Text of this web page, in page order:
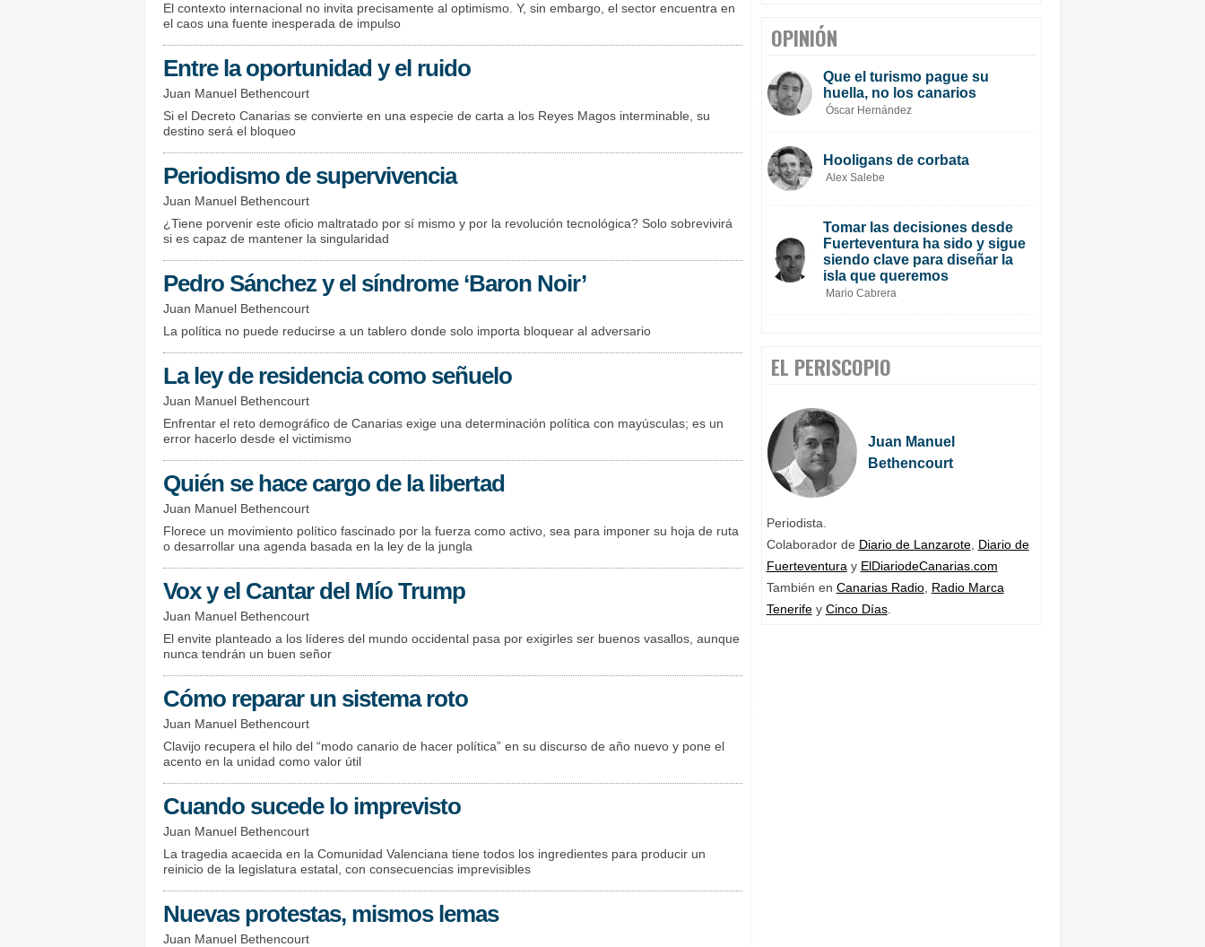
El contexto internacional no invita precisamente al optimismo. Y, sin embargo, el sector encuentra en
el caos una fuente inesperada de impulso
Entre la oportunidad y el ruido
Juan Manuel Bethencourt
Si el Decreto Canarias se convierte en una especie de carta a los Reyes Magos interminable, su
destino será el bloqueo
Periodismo de supervivencia
Juan Manuel Bethencourt
¿Tiene porvenir este oficio maltratado por sí mismo y por la revolución tecnológica? Solo sobrevivirá
si es capaz de mantener la singularidad
Pedro Sánchez y el síndrome ‘Baron Noir’
Juan Manuel Bethencourt
La política no puede reducirse a un tablero donde solo importa bloquear al adversario
La ley de residencia como señuelo
Juan Manuel Bethencourt
Enfrentar el reto demográfico de Canarias exige una determinación política con mayúsculas; es un
error hacerlo desde el victimismo
Quién se hace cargo de la libertad
Juan Manuel Bethencourt
Florece un movimiento político fascinado por la fuerza como activo, sea para imponer su hoja de ruta
o desarrollar una agenda basada en la ley de la jungla
Vox y el Cantar del Mío Trump
Juan Manuel Bethencourt
El envite planteado a los líderes del mundo occidental pasa por exigirles ser buenos vasallos, aunque
nunca tendrán un buen señor
Cómo reparar un sistema roto
Juan Manuel Bethencourt
Clavijo recupera el hilo del “modo canario de hacer política” en su discurso de año nuevo y pone el
acento en la unidad como valor útil
Cuando sucede lo imprevisto
Juan Manuel Bethencourt
La tragedia acaecida en la Comunidad Valenciana tiene todos los ingredientes para producir un
reinicio de la legislatura estatal, con consecuencias imprevisibles
Nuevas protestas, mismos lemas
Juan Manuel Bethencourt
OPINIÓN
Que el turismo pague su
huella, no los canarios
Óscar Hernández
Hooligans de corbata
Alex Salebe
Tomar las decisiones desde
Fuerteventura ha sido y sigue
siendo clave para diseñar la
isla que queremos
Mario Cabrera
EL PERISCOPIO
Juan Manuel
Bethencourt
Periodista.
Colaborador de Diario de Lanzarote, Diario de
Fuerteventura y ElDiariodeCanarias.com
También en Canarias Radio, Radio Marca
Tenerifey Cinco Días.